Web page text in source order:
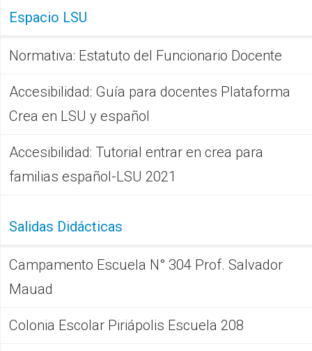
Espacio LSU
Normativa: Estatuto del Funcionario Docente
Accesibilidad: Guía para docentes Plataforma
Crea en LSU y español
Accesibilidad: Tutorial entrar en crea para
familias español-LSU 2021
Salidas Didácticas
Campamento Escuela N° 304 Prof. Salvador
Mauad
Colonia Escolar Piriápolis Escuela 208